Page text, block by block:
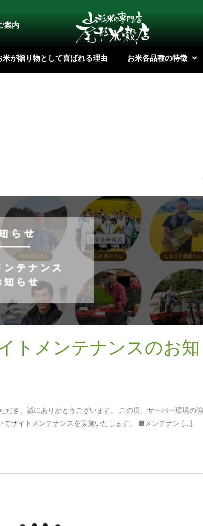
案内
米が贈り物として喜ばれる理由 お米各品種の特徴
トメンテナンスのお知
だき、誠にありがとうございます。 この度、サーバー環境の強
てサイトメンテナンスを実施いたします。 ■メンテナン […]